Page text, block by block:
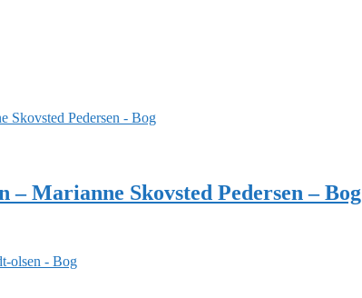
Marianne Skovsted Pedersen – Bog